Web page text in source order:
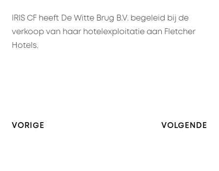
IRIS CF heeft De Witte Brug B.V. begeleid bij de
verkoop van haar hotelexploitatie aan Fletcher
Hotels.
VORIGE VOLGENDE